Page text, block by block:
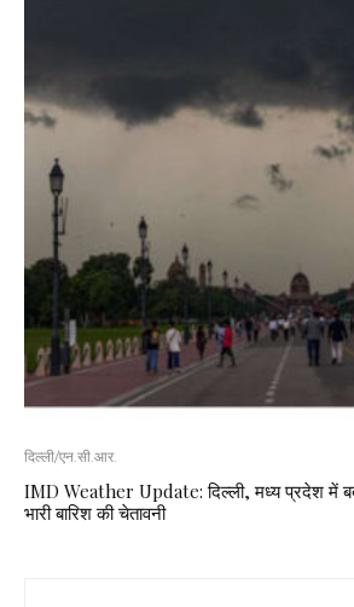
दिल्ली/एन.सी.आर.
IMD Weather Update: दिल्ली, मध्य प्रदेश में
भारी बारिश की चेतावनी